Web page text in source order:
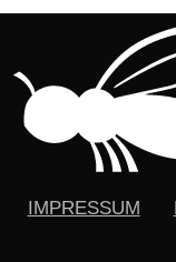
IMPRESSUM